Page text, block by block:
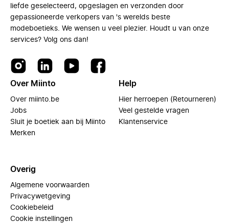
liefde geselecteerd, opgeslagen en verzonden door
gepassioneerde verkopers van 's werelds beste
modeboetieks. We wensen u veel plezier. Houdt u van onze
services? Volg ons dan!
Over Miinto
Over miinto.be
Jobs
Sluit je boetiek aan bij Miinto
Merken
Help
Hier herroepen (Retourneren)
Veel gestelde vragen
Klantenservice
Overig
Algemene voorwaarden
Privacywetgeving
Cookiebeleid
Cookie instellingen